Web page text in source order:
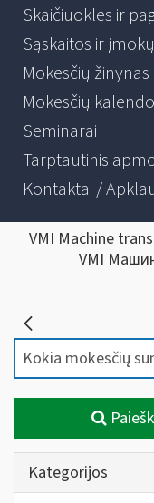
Skaičiuoklės ir
Sąskaitos ir
Mokesčių žinynas
Mokesčių
Seminarai
Tarptautinis
Kontaktai /
VMI Machine
VMI
Kategorijos